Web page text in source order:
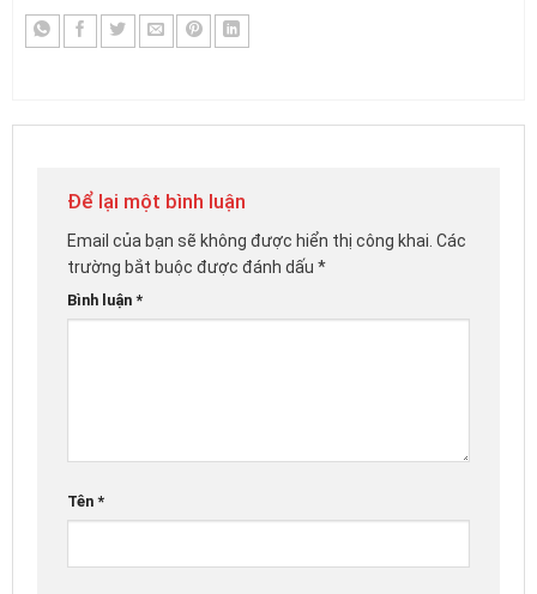
Để lại một bình luận
Email của bạn sẽ không được hiển thị công khai. Các
trường bắt buộc được đánh dấu *
Bình luận *
Tên *